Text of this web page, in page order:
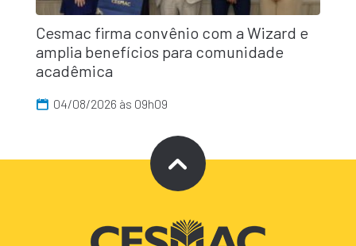
Cesmac firma convênio com a Wizard e
amplia benefícios para comunidade
acadêmica
04/08/2026 às 09h09